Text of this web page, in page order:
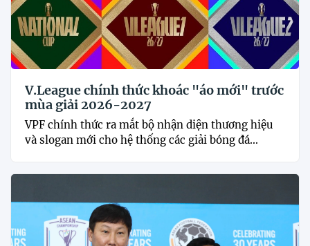
V.League chính thức khoác "áo mới" trước
mùa giải 2026-2027
VPF chính thức ra mắt bộ nhận diện thương hiệu
và slogan mới cho hệ thống các giải bóng đá...